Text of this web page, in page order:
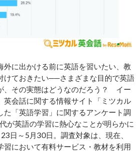
に出かける前に英語を習いたい、教
けておきたい──さまざまな目的で英語
、その実態はどうなのだろう？ イー
英会話に関する情報サイト「ミツカル
た「英語学習」に関するアンケート調
が英語の学習に熱心なことが明らかに
日～5月30日。調査対象は、現在、
習において有料サービス・教材を利用